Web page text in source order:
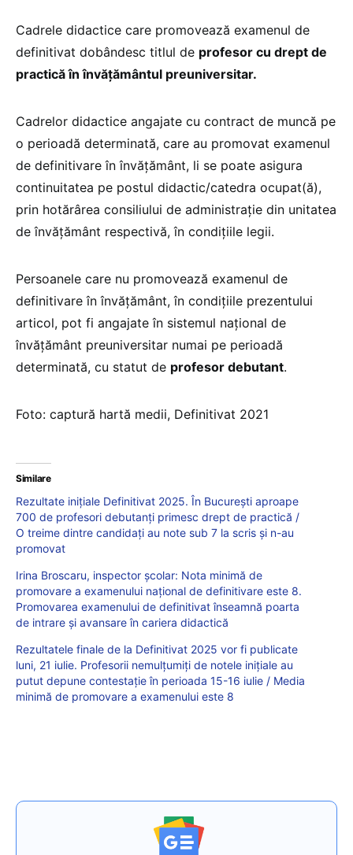
Cadrele didactice care promovează examenul de
definitivat dobândesc titlul de profesor cu drept de
practică în învăţământul preuniversitar.
Cadrelor didactice angajate cu contract de muncă pe
o perioadă determinată, care au promovat examenul
de definitivare în învăţământ, li se poate asigura
continuitatea pe postul didactic/catedra ocupat(ă),
prin hotărârea consiliului de administraţie din unitatea
de învăţământ respectivă, în condiţiile legii.
Persoanele care nu promovează examenul de
definitivare în învăţământ, în condiţiile prezentului
articol, pot fi angajate în sistemul naţional de
învăţământ preuniversitar numai pe perioadă
determinată, cu statut de profesor debutant.
Foto: captură hartă medii, Definitivat 2021
Similare
Rezultate inițiale Definitivat 2025. În București aproape
700 de profesori debutanți primesc drept de practică /
O treime dintre candidați au note sub 7 la scris și n-au
promovat
Irina Broscaru, inspector școlar: Nota minimă de
promovare a examenului național de definitivare este 8.
Promovarea examenului de definitivat înseamnă poarta
de intrare și avansare în cariera didactică
Rezultatele finale de la Definitivat 2025 vor fi publicate
luni, 21 iulie. Profesorii nemulțumiți de notele inițiale au
putut depune contestație în perioada 15-16 iulie / Media
minimă de promovare a examenului este 8